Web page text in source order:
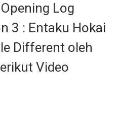
Log
3 : Entaku Hokai
Different oleh
Video